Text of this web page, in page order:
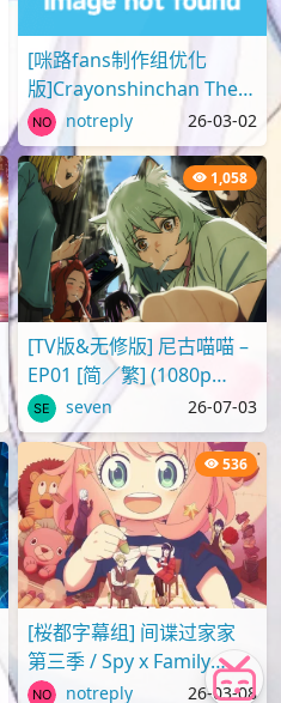
[咪路fans制作组优化
版]Crayonshinchan The
Movie 2025 蜡笔小新剧场
版2025 超华丽！灼热的春
日部舞者们[..
notreply 26-03-02
1,058
[TV版&无修版] 尼古喵喵 –
EP01 [简／繁] (1080p
H.264 AAC SRTx2) {Yani
Neko | ヤニねこ | C..
seven 26-07-03
536
[桜都字幕组] 间谍过家家
第三季 / Spy x Family
(2025) [01-13Fin][1080p]
notreply 26-03-08